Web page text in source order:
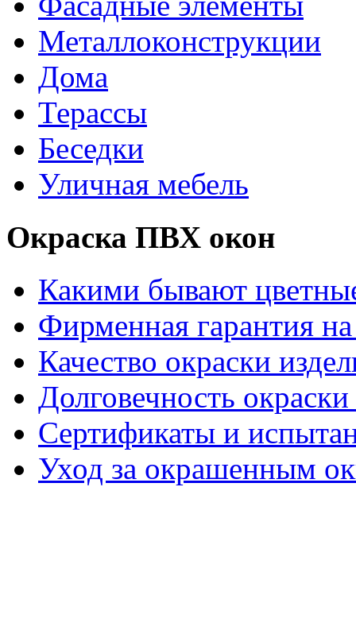
Металлоконструкции
Дома
Терассы
Беседки
Уличная мебель
Окраска ПВХ окон
Какими бывают
Фирменная гарантия
Качество окраски
Долговечность
Сертификаты и
Уход за окрашенным